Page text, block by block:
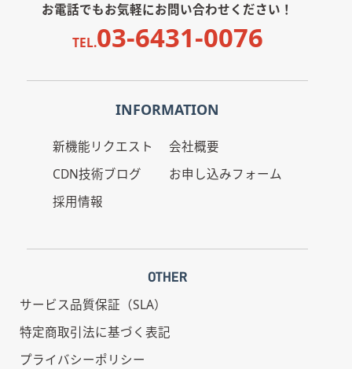
お電話でもお気軽にお問い合わせください！
TEL.03-6431-0076
INFORMATION
新機能リクエスト
CDN技術ブログ
採用情報
会社概要
お申し込みフォーム
OTHER
サービス品質保証（SLA）
特定商取引法に基づく表記
プライバシーポリシー